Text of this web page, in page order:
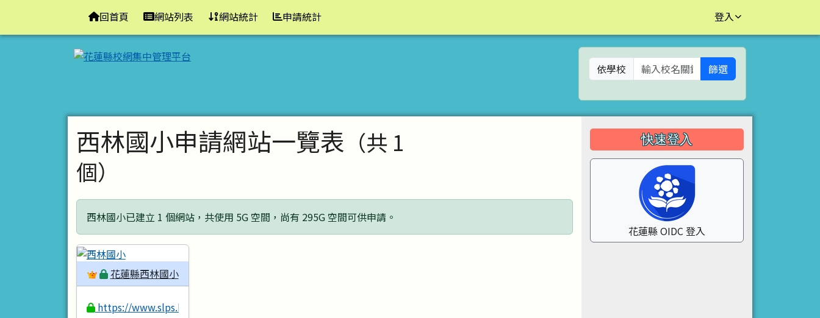
花蓮縣校網集中管理平台
回首頁 網站列表 網站統計 申請統計 登入
依學校 篩選
主內容區域
西林國小申請網站一覽表 （共 1
個）
西林國小已建立 1 個網站，共使用 5G 空間，尚有 295G 空間可供申請。
花蓮縣西林國小
https://www.slps.hlc.edu.tw
左邊區域內容
快速登入
花蓮縣 OIDC 登入
頁尾區域